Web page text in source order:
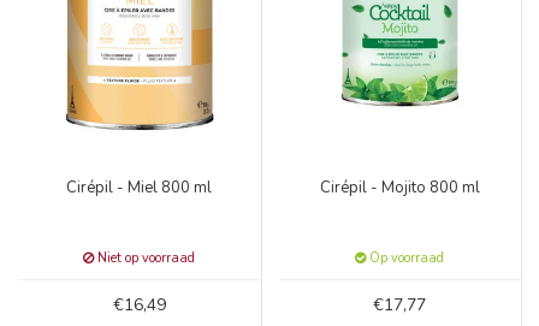
Cirépil - Miel 800 ml
Niet op voorraad
€16,49
Cirépil - Mojito 800 ml
Op voorraad
€17,77